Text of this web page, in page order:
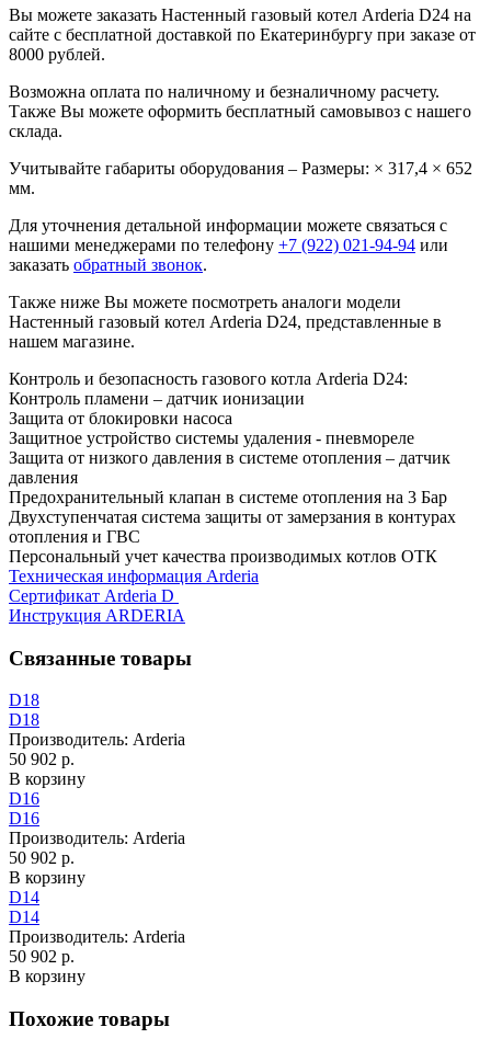
Вы можете заказать Настенный газовый котел Arderia D24 на
сайте с бесплатной доставкой по Екатеринбургу при заказе от
8000 рублей.
Возможна оплата по наличному и безналичному расчету.
Также Вы можете оформить бесплатный самовывоз с нашего
склада.
Учитывайте габариты оборудования – Размеры: × 317,4 × 652
мм.
Для уточнения детальной информации можете связаться с
нашими менеджерами по телефону +7 (922) 021-94-94 или
заказать обратный звонок.
Также ниже Вы можете посмотреть аналоги модели
Настенный газовый котел Arderia D24, представленные в
нашем магазине.
Контроль и безопасность газового котла Arderia D24:
Контроль пламени – датчик ионизации
Защита от блокировки насоса
Защитное устройство системы удаления - пневмореле
Защита от низкого давления в системе отопления – датчик
давления
Предохранительный клапан в системе отопления на 3 Бар
Двухступенчатая система защиты от замерзания в контурах
отопления и ГВС
Персональный учет качества производимых котлов ОТК
Техническая информация Arderia
Сертификат Arderia D
Инструкция ARDERIA
Связанные товары
D18
D18
Производитель: Arderia
50 902 р.
В корзину
D16
D16
Производитель: Arderia
50 902 р.
В корзину
D14
D14
Производитель: Arderia
50 902 р.
В корзину
Похожие товары